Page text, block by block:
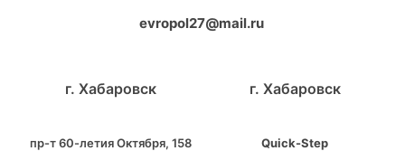
evropol27@mail.ru
г. Хабаровск
пр-т 60-летия Октября, 158
г. Хабаровск
Quick-Step